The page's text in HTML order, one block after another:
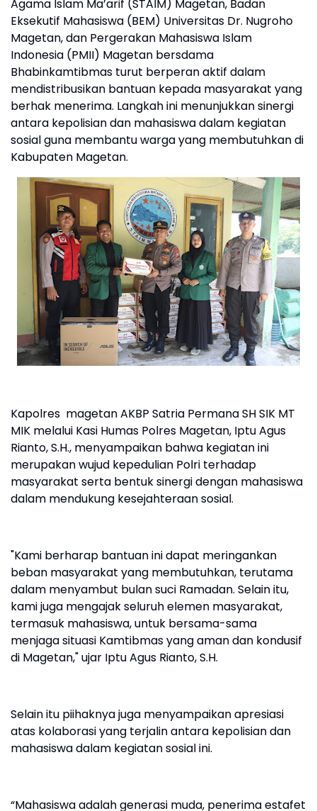
Agama Islam Ma’arif (STAIM) Magetan, Badan
Eksekutif Mahasiswa (BEM) Universitas Dr. Nugroho
Magetan, dan Pergerakan Mahasiswa Islam
Indonesia (PMII) Magetan bersdama
Bhabinkamtibmas turut berperan aktif dalam
mendistribusikan bantuan kepada masyarakat yang
berhak menerima. Langkah ini menunjukkan sinergi
antara kepolisian dan mahasiswa dalam kegiatan
sosial guna membantu warga yang membutuhkan di
Kabupaten Magetan.
Kapolres magetan AKBP Satria Permana SH SIK MT
MIK melalui Kasi Humas Polres Magetan, Iptu Agus
Rianto, S.H., menyampaikan bahwa kegiatan ini
merupakan wujud kepedulian Polri terhadap
masyarakat serta bentuk sinergi dengan mahasiswa
dalam mendukung kesejahteraan sosial.
"Kami berharap bantuan ini dapat meringankan
beban masyarakat yang membutuhkan, terutama
dalam menyambut bulan suci Ramadan. Selain itu,
kami juga mengajak seluruh elemen masyarakat,
termasuk mahasiswa, untuk bersama-sama
menjaga situasi Kamtibmas yang aman dan kondusif
di Magetan," ujar Iptu Agus Rianto, S.H.
Selain itu piihaknya juga menyampaikan apresiasi
atas kolaborasi yang terjalin antara kepolisian dan
mahasiswa dalam kegiatan sosial ini.
“Mahasiswa adalah generasi muda, penerima estafet